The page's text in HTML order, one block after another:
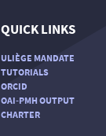
QUICK LINKS
ULIÈGE MANDATE
TUTORIALS
ORCID
OAI-PMH OUTPUT
CHARTER